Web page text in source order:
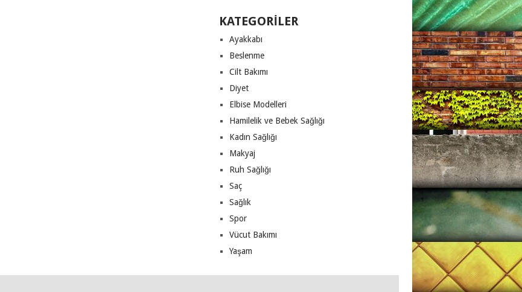
KATEGORILER
Ayakkabı
Beslenme
Cilt Bakımı
Diyet
Elbise Modelleri
Hamilelik ve Bebek Sağlığı
Kadın Sağlığı
Makyaj
Ruh Sağlığı
Saç
Sağlık
Spor
Vücut Bakımı
Yaşam